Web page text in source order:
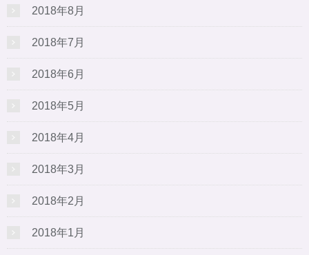
2018年8月
2018年7月
2018年6月
2018年5月
2018年4月
2018年3月
2018年2月
2018年1月